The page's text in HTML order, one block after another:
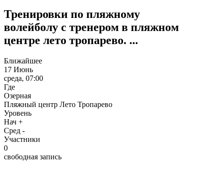
Тренировки по пляжному
волейболу с тренером в пляжном
центре лето тропарево. ...
Ближайшее
17 Июнь
среда, 07:00
Где
Озерная
Пляжный центр Лето Тропарево
Уровень
Нач +
Сред -
Участники
0
свободная запись